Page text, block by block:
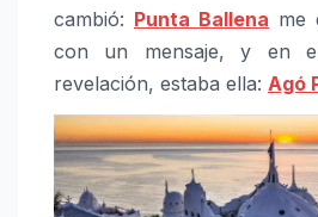
cambió: Punta Ballena me
con un mensaje, y en
revelación, estaba ella: Agó